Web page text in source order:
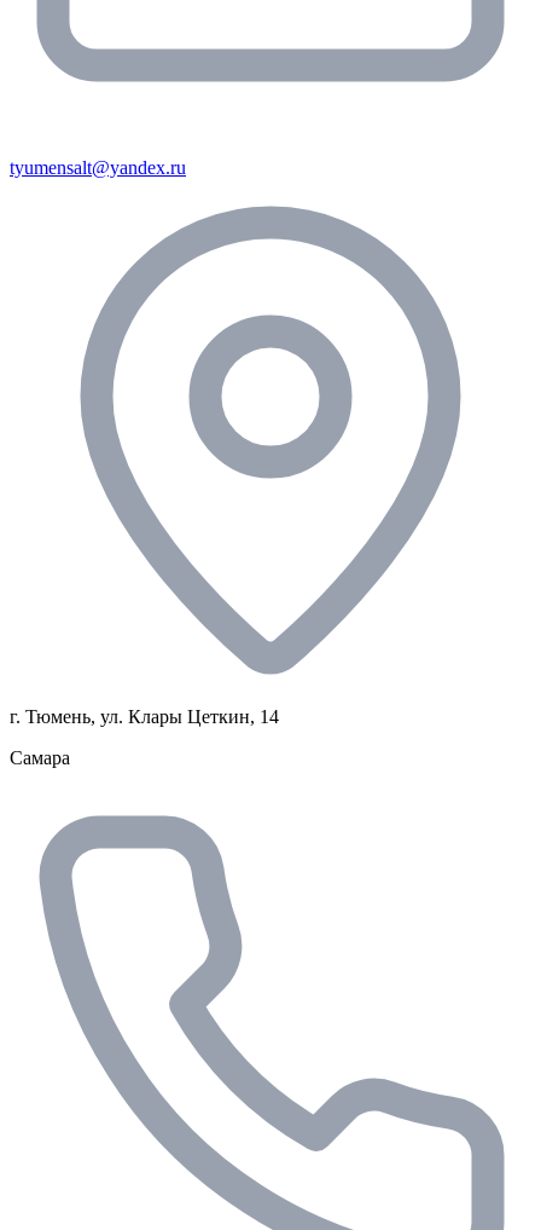
tyumensalt@yandex.ru
г. Тюмень, ул. Клары Цеткин, 14
Самара